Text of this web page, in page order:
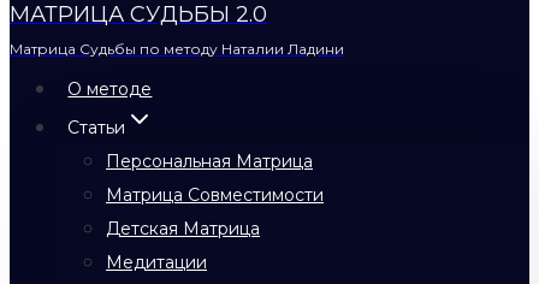
МАТРИЦА СУДЬБЫ 2.0
Матрица Судьбы по методу Наталии Ладини
О методе
Статьи
Персональная Матрица
Матрица Совместимости
Детская Матрица
Медитации